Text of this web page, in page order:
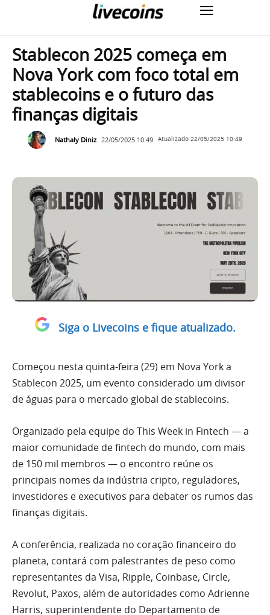
Stablecon 2025 começa em
Nova York com foco total em
stablecoins e o futuro das
finanças digitais
Nathaly Diniz 22/05/2025 10:49 Atualizado 22/05/2025 10:49
Siga o Livecoins e fique atualizado.
Começou nesta quinta-feira (29) em Nova York a
Stablecon 2025, um evento considerado um divisor
de águas para o mercado global de stablecoins.
Organizado pela equipe do This Week in Fintech — a
maior comunidade de fintech do mundo, com mais
de 150 mil membros — o encontro reúne os
principais nomes da indústria cripto, reguladores,
investidores e executivos para debater os rumos das
finanças digitais.
A conferência, realizada no coração financeiro do
planeta, contará com palestrantes de peso como
representantes da Visa, Ripple, Coinbase, Circle,
Revolut, Paxos, além de autoridades como Adrienne
Harris, superintendente do Departamento de